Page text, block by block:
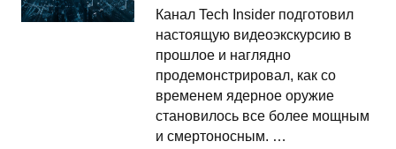
Канал Tech Insider подготовил
настоящую видеоэкскурсию в
прошлое и наглядно
продемонстрировал, как со
временем ядерное оружие
становилось все более мощным
и смертоносным. …